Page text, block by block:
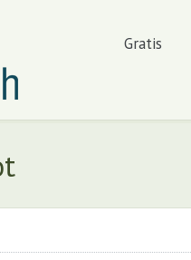
Gratis